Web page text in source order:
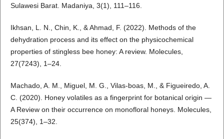
Sulawesi Barat. Madaniya, 3(1), 111–116.
Ikhsan, L. N., Chin, K., & Ahmad, F. (2022). Methods of the
dehydration process and its effect on the physicochemical
properties of stingless bee honey: A review. Molecules,
27(7243), 1–24.
Machado, A. M., Miguel, M. G., Vilas-boas, M., & Figueiredo, A.
C. (2020). Honey volatiles as a fingerprint for botanical origin —
A Review on their occurrence on monofloral honeys. Molecules,
25(374), 1–32.